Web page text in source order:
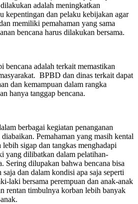
adalah meningkatkan
kepentingan dan pelaku kebijakan agar
memiliki pemahaman yang sama
bencana harus dilakukan bersama.
bencana adalah terkait memastikan
BPBD dan dinas terkait dapat
dan kemampuan dalam rangka
hanya tanggap bencana.
berbagai kegiatan penanganan
Pemahaman yang masih kental
sigap dan tangkas menghadapi
yang dilibatkan dalam pelatihan-
Sering dilupakan bahwa bencana bisa
dan dalam kondisi apa saja seperti
laki bersama perempuan dan anak-anak
rentan timbulnya korban lebih banyak